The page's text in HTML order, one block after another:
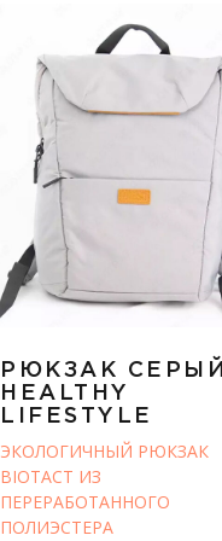
РЮКЗАК СЕРЫЙ
HEALTHY
LIFESTYLE
ЭКОЛОГИЧНЫЙ РЮКЗАК
BIOTACT ИЗ
ПЕРЕРАБОТАННОГО
ПОЛИЭСТЕРА